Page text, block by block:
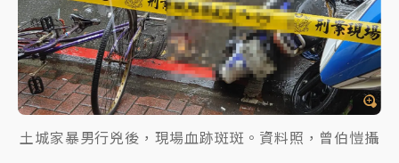
處置制度大變革！ 證交所今起縮短股票「關禁閉」天
數與撮合時間
才續任就飛美國大學面試 清大校長高為元致歉：機會
到來時引起我的好奇
土城家暴男行兇後，現場血跡斑斑。資料照，曾伯愷攝